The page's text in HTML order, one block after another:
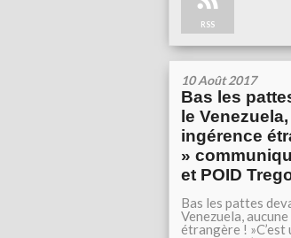
RSS
10 Août 2017
Bas les
le
ingérence
»
et POID
Bas les pattes
Venezuela,
étrangère ! »C’est